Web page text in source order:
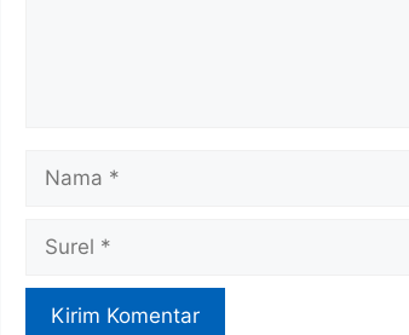
Nama
Surel